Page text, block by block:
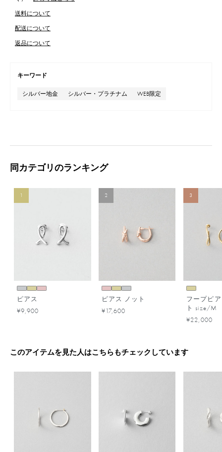
送料について
配送について
返品について
キーワード
シルバー地金 シルバー・プラチナム WEB限定
同カテゴリのランキング
1
ピアス
¥9,900
2
ピアス ノット
¥17,600
3
フープピ
ト size/M
¥22,000
このアイテムを見た人はこちらもチェックしています